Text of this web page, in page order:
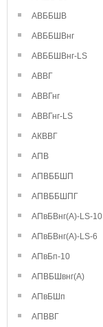
АВББШВ
АВББШВнг
АВББШВнг-LS
АВВГ
АВВГнг
АВВГнг-LS
АКВВГ
АПВ
АПВББШП
АПВББШПГ
АПвБВнг(А)-LS-10
АПвБВнг(А)-LS-6
АПвБп-10
АПВБШвнг(А)
АПвБШп
АПВВГ